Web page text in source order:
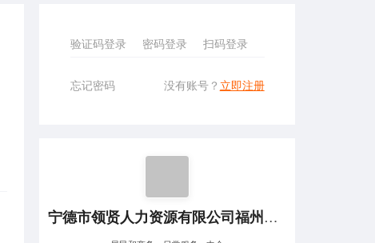
验证码登录 密码登录 扫码登录
忘记密码 没有账号？ 立即注册
宁德市领贤人力资源有限公司福州分公司